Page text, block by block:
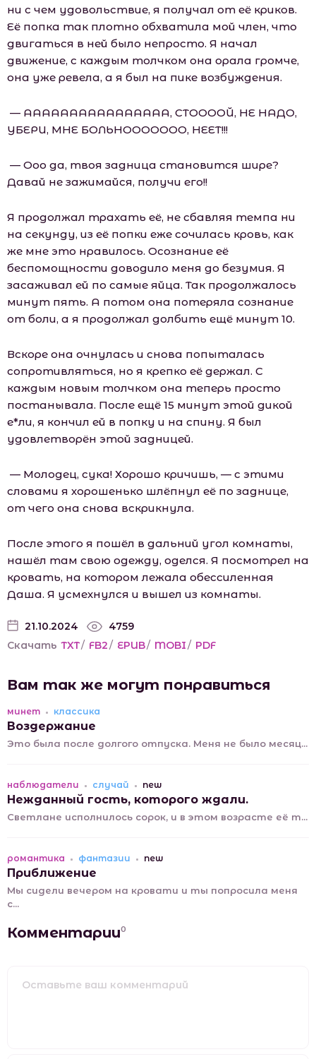
ни с чем удовольствие, я получал от её криков.
Её попка так плотно обхватила мой член, что
двигаться в ней было непросто. Я начал
движение, с каждым толчком она орала громче,
она уже ревела, а я был на пике возбуждения.
— АААААААААААААААА, СТООООЙ, НЕ НАДО,
УБЕРИ, МНЕ БОЛЬНООООООО, НЕЕТ!!!
— Ооо да, твоя задница становится шире?
Давай не зажимайся, получи его!!
Я продолжал трахать её, не сбавляя темпа ни
на секунду, из её попки еже сочилась кровь, как
же мне это нравилось. Осознание её
беспомощности доводило меня до безумия. Я
засаживал ей по самые яйца. Так продолжалось
минут пять. А потом она потеряла сознание
от боли, а я продолжал долбить ещё минут 10.
Вскоре она очнулась и снова попыталась
сопротивляться, но я крепко её держал. С
каждым новым толчком она теперь просто
постанывала. После ещё 15 минут этой дикой
е*ли, я кончил ей в попку и на спину. Я был
удовлетворён этой задницей.
— Молодец, сука! Хорошо кричишь, — с этими
словами я хорошенько шлёпнул её по заднице,
от чего она снова вскрикнула.
После этого я пошёл в дальний угол комнаты,
нашёл там свою одежду, оделся. Я посмотрел на
кровать, на котором лежала обессиленная
Даша. Я усмехнулся и вышел из комнаты.
21.10.2024
4759
Скачать TXT/ FB2/ EPUB/ MOBI/ PDF
Вам так же могут понравиться
минет классика
Воздержание
Это была после долгого отпуска. Меня не было месяц...
наблюдатели случай new
Нежданный гость, которого ждали.
Светлане исполнилось сорок, и в этом возрасте её т...
романтика фантазии new
Приближение
Мы сидели вечером на кровати и ты попросила меня
с...
Комментарии0